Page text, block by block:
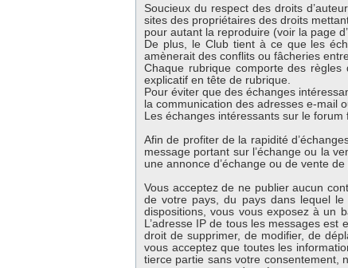
Soucieux du respect des droits
sites des propriétaires des droits
pour autant la reproduire (voir la page d’
De plus, le Club tient à ce que les
amènerait des conflits ou fâcheries
Chaque rubrique comporte des
explicatif en tête de rubrique.
Pour éviter que des échanges
la communication des adresses e-mail
Les échanges intéressants sur le forum
Afin de profiter de la rapidité
message portant sur l’échange ou la
une annonce d’échange ou de vente de
Vous acceptez de ne publier aucun
de votre pays, du pays dans lequel
dispositions, vous vous exposez à un
L’adresse IP de tous les messages
droit de supprimer, de modifier, de
vous acceptez que toutes les
tierce partie sans votre consentement,